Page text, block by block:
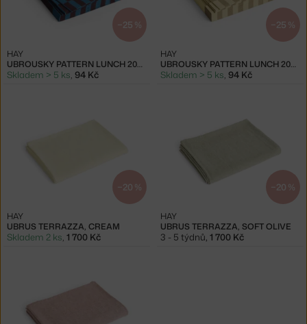
−25 %
UBROUSKY PATTERN LUNCH 20KS, ANTHRACITE AND BORDEAUX PILLAR STRIPE
HAY
Skladem > 5 ks, 94 Kč
−25 %
UBROUSKY PATTERN LUNCH 20KS, CREAM AND SAND PILLAR STRIPE
HAY
Skladem > 5 ks, 94 Kč
−20 %
UBRUS TERRAZZA, CREAM
HAY
Skladem 2 ks, 1 700 Kč
−20 %
UBRUS TERRAZZA, SOFT OLIVE
HAY
3 - 5 týdnů, 1 700 Kč